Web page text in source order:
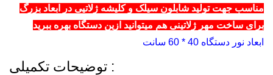
مناسب جهت تولید شابلون سیلک و کلیشه ژلاتیی در ابعاد بزرگ
برای ساخت مهر ژلاتینی هم میتوانید ازین دستگاه بهره ببرید
ابعاد نور دستگاه 40 * 60 سانت
توضیحات تکمیلی :